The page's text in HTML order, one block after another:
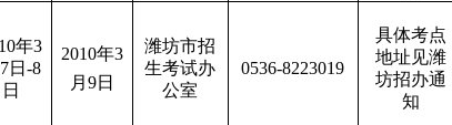
年3
7日 -8
日
2010年3
月 9日
潍坊市招
生考试办
公室
0536-8223019
具体考点
地址见潍
坊招办通
知